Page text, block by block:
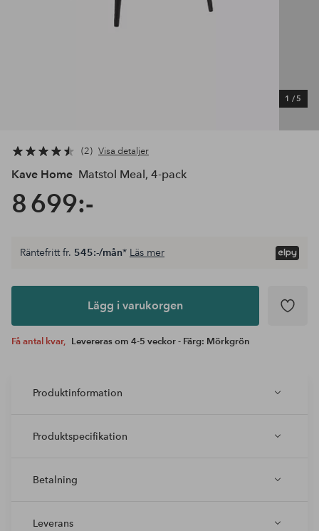
1 /5
2 Visa detaljer
Kave Home Matstol Meal, 4-pack
8 699:-
Lägg i
Räntefritt fr. 545:-/mån* Läs mer
Lägg i varukorgen
Få antal kvar, Levereras om 4-5 veckor - Färg: Mörkgrön
Produktinformation
Produktspecifikation
Betalning
Leverans